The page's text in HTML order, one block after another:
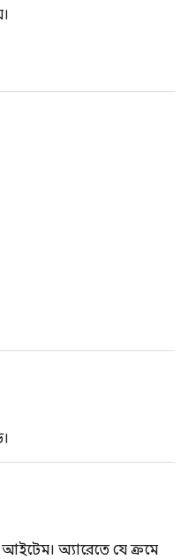
অ্যারেতে যে ক্রমে